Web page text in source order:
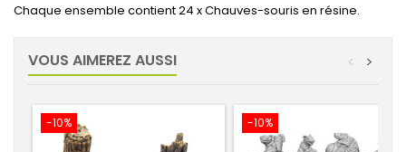
Chaque ensemble contient 24 x Chauves-souris en résine.
VOUS AIMEREZ AUSSI >
<
-10% -10%